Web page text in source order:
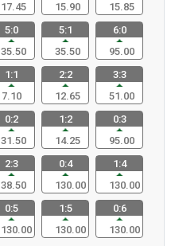
17.45
15.90
15.85
5:0
35.50
5:1
35.50
6:0
95.00
1:1
7.10
2:2
12.65
3:3
51.00
0:2
31.50
1:2
14.25
0:3
95.00
2:3
38.50
0:4
130.00
1:4
130.00
0:5
130.00
1:5
130.00
0:6
130.00